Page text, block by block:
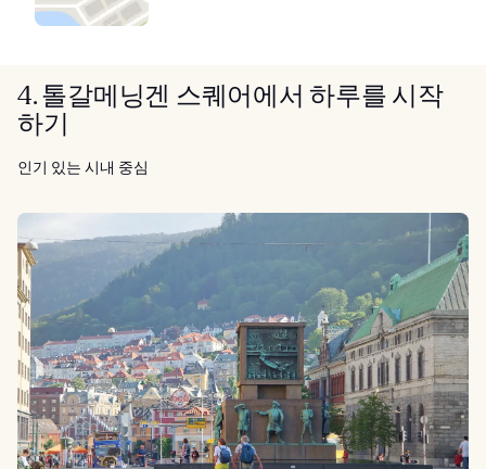
4. 톨갈메닝겐 스퀘어에서 하루를 시작
하기
인기 있는 시내 중심